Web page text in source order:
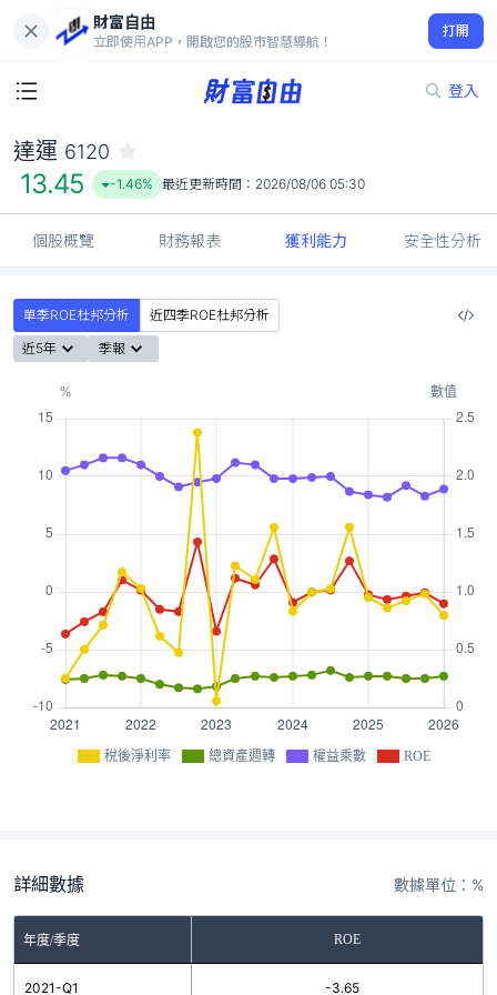
財富自由
立即使用APP，開啟您的股市智慧導航！
打開
登入
13.45
-1.46%
達運 6120
13.45 -1.46% 最近更新時間： 2026/08/06 05:30
個股概覽 財務報表 獲利能力 安全性分析
單季ROE杜邦分析
近四季ROE杜邦分析
近5年
季報
稅後淨利率 總資產週轉 權益乘數 ROE
詳細數據 數據單位：%
年度/季度 ROE
2021-Q1 -3.65